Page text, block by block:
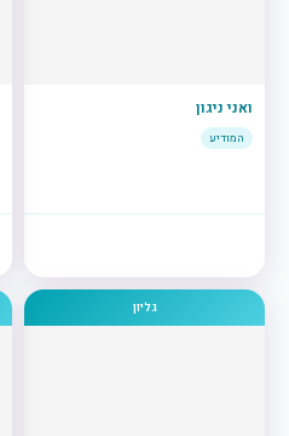
ואני ניגון
המודיע
גליון